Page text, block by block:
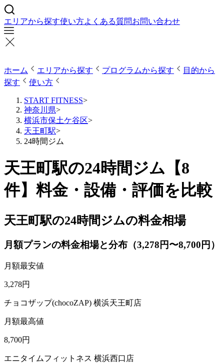
エリアから探す使い方よくある質問お問い合わせ
ホーム エリアから探す プログラムから探す
目的から
探す
使い方
START FITNESS>
神奈川県>
横浜市保土ケ谷区>
天王町駅>
24時間ジム
天王町駅の24時間ジム【8
件】料金・設備・評価を比較
天王町駅の24時間ジムの料金相場
月額プランの料金相場と分布（3,278円〜8,700円）
月額最安値
3,278円
チョコザップ(chocoZAP) 横浜天王町店
月額最高値
8,700円
エニタイムフィットネス 横浜西口店